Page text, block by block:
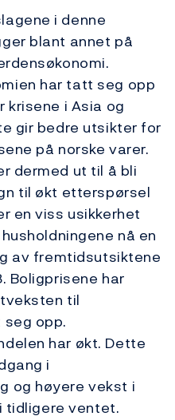
i denne
blant annet på
har tatt seg opp
i Asia og
gir bedre utsikter for
på norske varer.
dermed ut til å bli
til økt etterspørsel
en viss usikkerhet
nå en
av fremtidsutsiktene
Boligprisene har
til
opp.
har økt. Dette
i
og høyere vekst i
tidligere ventet.